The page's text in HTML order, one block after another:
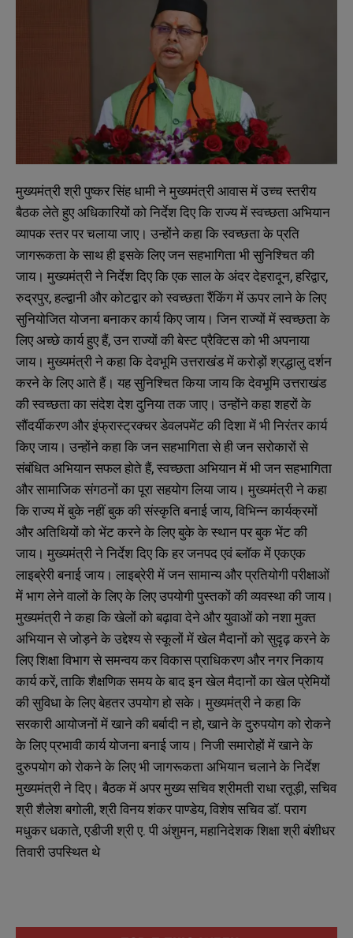
मुख्यमंत्री श्री पुष्कर सिंह धामी ने मुख्यमंत्री आवास में उच्च स्तरीय
बैठक लेते हुए अधिकारियों को निर्देश दिए कि राज्य में स्वच्छता अभियान
व्यापक स्तर पर चलाया जाए। उन्होंने कहा कि स्वच्छता के प्रति
जागरूकता के साथ ही इसके लिए जन सहभागिता भी सुनिश्चित की
जाय। मुख्यमंत्री ने निर्देश दिए कि एक साल के अंदर देहरादून, हरिद्वार,
रुद्रपुर, हल्द्वानी और कोटद्वार को स्वच्छता रैंकिंग में ऊपर लाने के लिए
सुनियोजित योजना बनाकर कार्य किए जाय। जिन राज्यों में स्वच्छता के
लिए अच्छे कार्य हुए हैं, उन राज्यों की बेस्ट प्रैक्टिस को भी अपनाया
जाय। मुख्यमंत्री ने कहा कि देवभूमि उत्तराखंड में करोड़ों श्रद्धालु दर्शन
करने के लिए आते हैं। यह सुनिश्चित किया जाय कि देवभूमि उत्तराखंड
की स्वच्छता का संदेश देश दुनिया तक जाए। उन्होंने कहा शहरों के
सौंदर्यीकरण और इंफ्रास्ट्रक्चर डेवलपमेंट की दिशा में भी निरंतर कार्य
किए जाय। उन्होंने कहा कि जन सहभागिता से ही जन सरोकारों से
संबंधित अभियान सफल होते हैं, स्वच्छता अभियान में भी जन सहभागिता
और सामाजिक संगठनों का पूरा सहयोग लिया जाय। मुख्यमंत्री ने कहा
कि राज्य में बुके नहीं बुक की संस्कृति बनाई जाय, विभिन्न कार्यक्रमों
और अतिथियों को भेंट करने के लिए बुके के स्थान पर बुक भेंट की
जाय। मुख्यमंत्री ने निर्देश दिए कि हर जनपद एवं ब्लॉक में एकएक
लाइब्रेरी बनाई जाय। लाइब्रेरी में जन सामान्य और प्रतियोगी परीक्षाओं
में भाग लेने वालों के लिए के लिए उपयोगी पुस्तकों की व्यवस्था की जाय।
मुख्यमंत्री ने कहा कि खेलों को बढ़ावा देने और युवाओं को नशा मुक्त
अभियान से जोड़ने के उद्देश्य से स्कूलों में खेल मैदानों को सुदृढ़ करने के
लिए शिक्षा विभाग से समन्वय कर विकास प्राधिकरण और नगर निकाय
कार्य करें, ताकि शैक्षणिक समय के बाद इन खेल मैदानों का खेल प्रेमियों
की सुविधा के लिए बेहतर उपयोग हो सके। मुख्यमंत्री ने कहा कि
सरकारी आयोजनों में खाने की बर्बादी न हो, खाने के दुरुपयोग को रोकने
के लिए प्रभावी कार्य योजना बनाई जाय। निजी समारोहों में खाने के
दुरुपयोग को रोकने के लिए भी जागरूकता अभियान चलाने के निर्देश
मुख्यमंत्री ने दिए। बैठक में अपर मुख्य सचिव श्रीमती राधा रतूड़ी, सचिव
श्री शैलेश बगोली, श्री विनय शंकर पाण्डेय, विशेष सचिव डॉ. पराग
मधुकर धकाते, एडीजी श्री ए. पी अंशुमन, महानिदेशक शिक्षा श्री बंशीधर
तिवारी उपस्थित थे